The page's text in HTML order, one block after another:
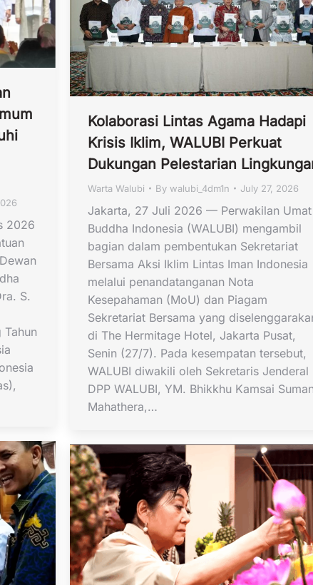
2026
S.
Tahun
Kolaborasi Lintas Agama Hadapi
Krisis Iklim, WALUBI Perkuat
Dukungan Pelestarian
Warta Walubi By walubi_4dm1n July 27, 2026
Jakarta, 27 Juli 2026 — Perwakilan Umat
Buddha Indonesia (WALUBI) mengambil
bagian dalam pembentukan Sekretariat
Bersama Aksi Iklim Lintas Iman Indonesia
melalui penandatanganan Nota
Kesepahaman (MoU) dan Piagam
Sekretariat Bersama yang
di The Hermitage Hotel, Jakarta Pusat,
Senin (27/7). Pada kesempatan tersebut,
WALUBI diwakili oleh Sekretaris Jenderal
DPP WALUBI, YM. Bhikkhu Kamsai
Mahathera,…